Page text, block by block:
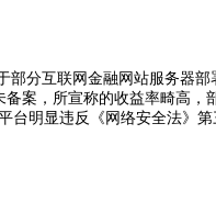
分互联网金融网站服务器
案，所宣称的收益率畸高，
台明显违反《网络安全法》